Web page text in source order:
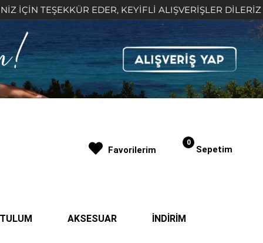
EDER, KEYİFLİ ALIŞVERİŞLER DİLERİZ 🤍
Sepetim
0
AKSESUAR İNDİRİM
Favorilerim